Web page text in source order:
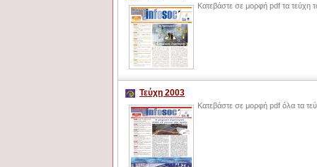
Κατεβάστε σε μορφή pdf τα τεύχη
Τεύχη 2003
Κατεβάστε σε μορφή pdf όλα τα